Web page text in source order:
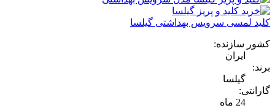
کلید لمسی سرویس بهداشتی گیلسا
کشور سازنده:
ایران
برند:
گیلسا
گارانتی:
24 ماه